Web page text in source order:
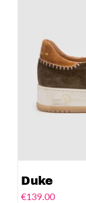
Duke
€139.00